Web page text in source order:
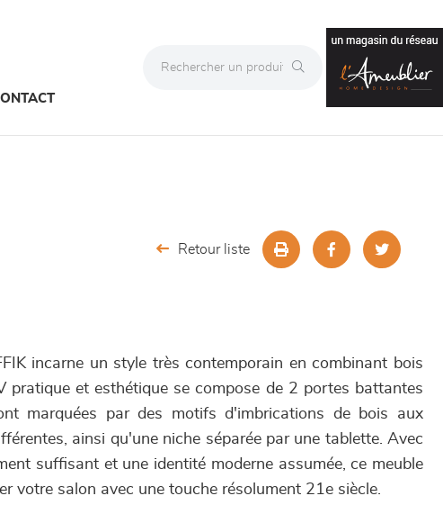
Retour liste
incarne un style très contemporain en combinant bois
pratique et esthétique se compose de 2 portes battantes
marquées par des motifs d'imbrications de bois aux
ainsi qu'une niche séparée par une tablette. Avec
suffisant et une identité moderne assumée, ce meuble
votre salon avec une touche résolument 21e siècle.